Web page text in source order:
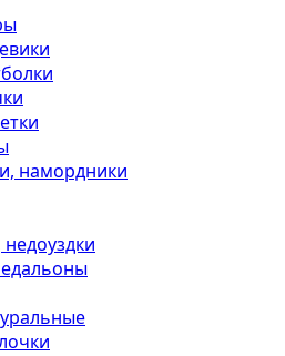
намордники